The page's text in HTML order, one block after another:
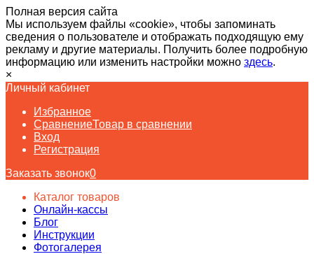
Полная версия сайта
Мы используем файлы «cookie», чтобы запоминать
сведения о пользователе и отображать подходящую ему
рекламу и другие материалы. Получить более подробную
информацию или изменить настройки можно здесь.
×
Личный кабинет
Избранное
СравнениеТовар в сравнении
Вход
Регистрация
Заказать звонок0
Каталог товаров
Онлайн-кассы
Блог
Инструкции
Фотогалерея